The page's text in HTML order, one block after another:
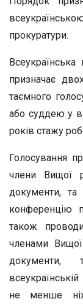
прокуратури.
Всеукраїнська
призначає
таємного
або суддею у
років стажу
Голосування
члени Вищої
документи, та
конференцію
також
членами Вищої
документи,
не менше